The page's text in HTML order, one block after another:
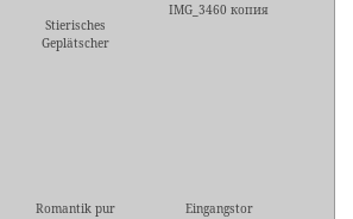
Stierisches
Geplätscher
IMG_3460 копия
Romantik pur Eingangstor